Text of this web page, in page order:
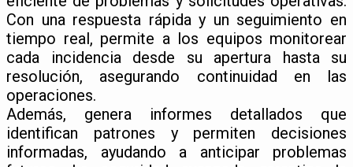
Con una respuesta rápida y un seguimiento en
tiempo real, permite a los equipos monitorear
cada incidencia desde su apertura hasta su
resolución, asegurando continuidad en las
operaciones.
Además, genera informes detallados que
identifican patrones y permiten decisiones
informadas, ayudando a anticipar problemas